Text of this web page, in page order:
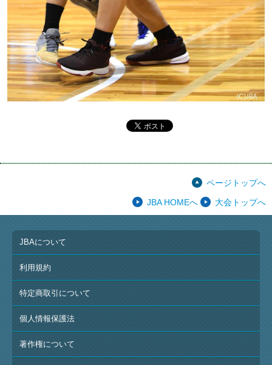
ページトップへ
JBA HOMEへ
大会トップへ
JBAについて
利用規約
特定商取引について
個人情報保護法
著作権について